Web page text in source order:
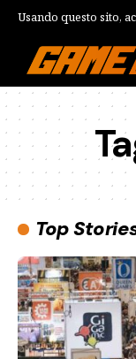
Usando questo sito,
Top